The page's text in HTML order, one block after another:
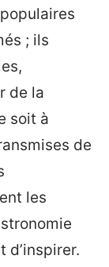
; ils
de la
soit à
de
les